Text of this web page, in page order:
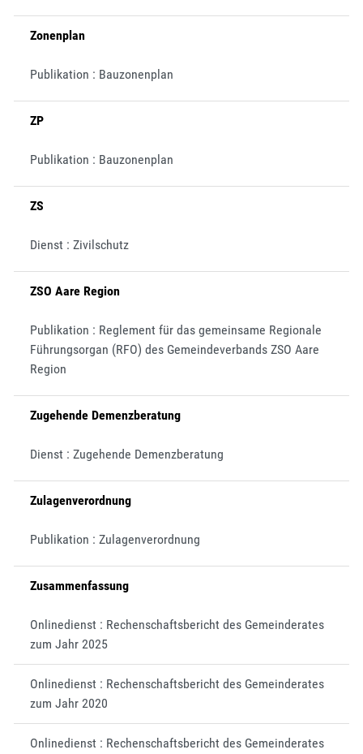
Zonenplan
Publikation : Bauzonenplan
ZP
Publikation : Bauzonenplan
ZS
Dienst : Zivilschutz
ZSO Aare Region
Publikation : Reglement für das gemeinsame Regionale
Führungsorgan (RFO) des Gemeindeverbands ZSO Aare
Region
Zugehende Demenzberatung
Dienst : Zugehende Demenzberatung
Zulagenverordnung
Publikation : Zulagenverordnung
Zusammenfassung
Onlinedienst : Rechenschaftsbericht des Gemeinderates
zum Jahr 2025
Onlinedienst : Rechenschaftsbericht des Gemeinderates
zum Jahr 2020
Onlinedienst : Rechenschaftsbericht des Gemeinderates